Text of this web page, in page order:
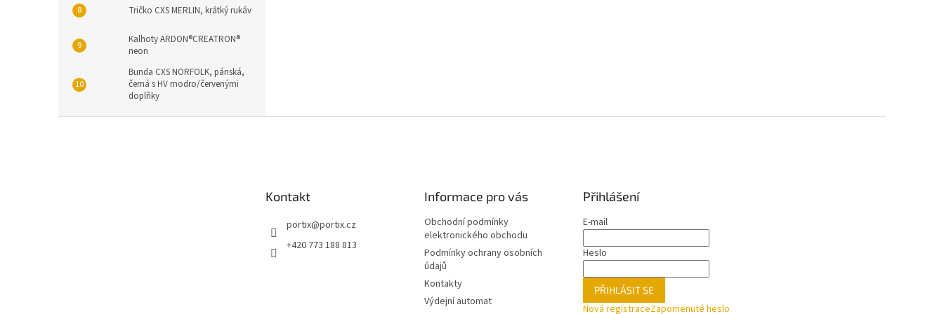
Tričko CXS MERLIN, krátký rukáv
Kalhoty ARDON®CREATRON®
neon
Bunda CXS NORFOLK, pánská,
černá s HV modro/červenými
doplňky
Kontakt
portix@portix.cz
+420 773 188 813
Informace pro vás
Obchodní podmínky
elektronického obchodu
Podmínky ochrany osobních
údajů
Kontakty
Výdejní automat
Přihlášení
E-mail
Heslo
PŘIHLÁSIT SE
Nová registraceZapomenuté heslo